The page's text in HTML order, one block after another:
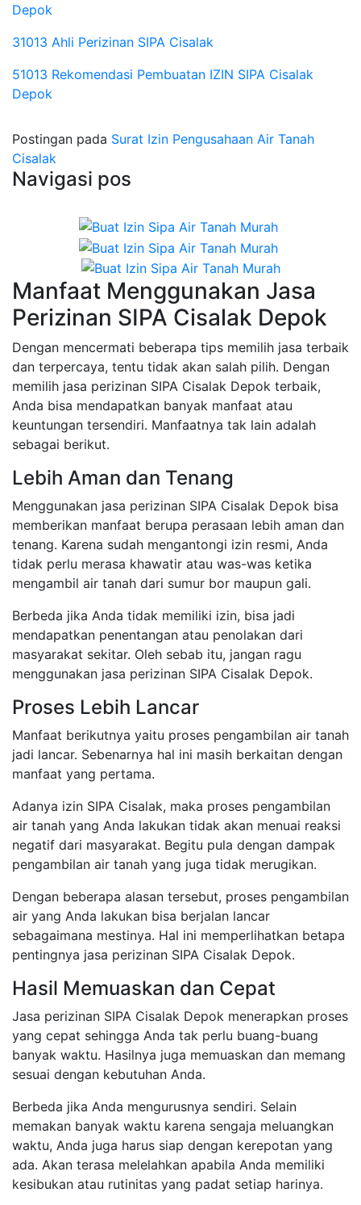
Depok
31013 Ahli Perizinan SIPA Cisalak
51013 Rekomendasi Pembuatan IZIN SIPA Cisalak
Depok
Postingan pada Surat Izin Pengusahaan Air Tanah
Cisalak
Navigasi pos
Manfaat Menggunakan Jasa
Perizinan SIPA Cisalak Depok
Dengan mencermati beberapa tips memilih jasa terbaik
dan terpercaya, tentu tidak akan salah pilih. Dengan
memilih jasa perizinan SIPA Cisalak Depok terbaik,
Anda bisa mendapatkan banyak manfaat atau
keuntungan tersendiri. Manfaatnya tak lain adalah
sebagai berikut.
Lebih Aman dan Tenang
Menggunakan jasa perizinan SIPA Cisalak Depok bisa
memberikan manfaat berupa perasaan lebih aman dan
tenang. Karena sudah mengantongi izin resmi, Anda
tidak perlu merasa khawatir atau was-was ketika
mengambil air tanah dari sumur bor maupun gali.
Berbeda jika Anda tidak memiliki izin, bisa jadi
mendapatkan penentangan atau penolakan dari
masyarakat sekitar. Oleh sebab itu, jangan ragu
menggunakan jasa perizinan SIPA Cisalak Depok.
Proses Lebih Lancar
Manfaat berikutnya yaitu proses pengambilan air tanah
jadi lancar. Sebenarnya hal ini masih berkaitan dengan
manfaat yang pertama.
Adanya izin SIPA Cisalak, maka proses pengambilan
air tanah yang Anda lakukan tidak akan menuai reaksi
negatif dari masyarakat. Begitu pula dengan dampak
pengambilan air tanah yang juga tidak merugikan.
Dengan beberapa alasan tersebut, proses pengambilan
air yang Anda lakukan bisa berjalan lancar
sebagaimana mestinya. Hal ini memperlihatkan betapa
pentingnya jasa perizinan SIPA Cisalak Depok.
Hasil Memuaskan dan Cepat
Jasa perizinan SIPA Cisalak Depok menerapkan proses
yang cepat sehingga Anda tak perlu buang-buang
banyak waktu. Hasilnya juga memuaskan dan memang
sesuai dengan kebutuhan Anda.
Berbeda jika Anda mengurusnya sendiri. Selain
memakan banyak waktu karena sengaja meluangkan
waktu, Anda juga harus siap dengan kerepotan yang
ada. Akan terasa melelahkan apabila Anda memiliki
kesibukan atau rutinitas yang padat setiap harinya.